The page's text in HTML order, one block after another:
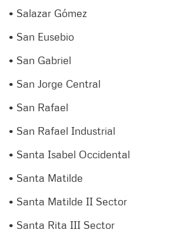
• Salazar Gómez
• San Eusebio
• San Gabriel
• San Jorge Central
• San Rafael
• San Rafael Industrial
• Santa Isabel Occidental
• Santa Matilde
• Santa Matilde II Sector
• Santa Rita III Sector